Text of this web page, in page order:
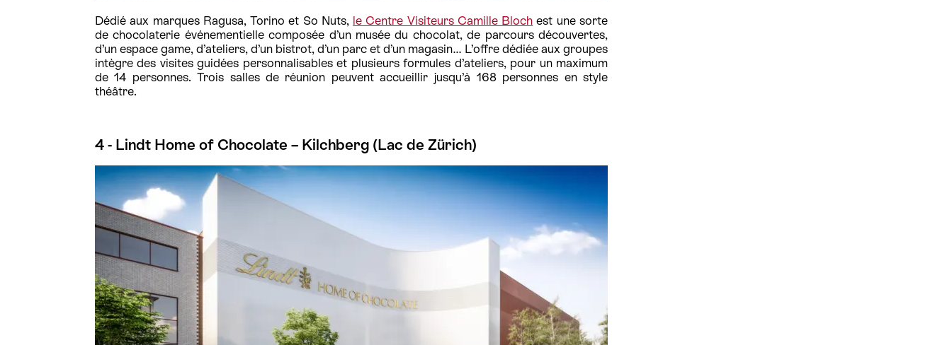
Dédié aux marques Ragusa, Torino et So Nuts, le Centre Visiteurs Camille Bloch est une sorte
de chocolaterie événementielle composée d’un musée du chocolat, de parcours découvertes,
d’un espace game, d’ateliers, d’un bistrot, d’un parc et d’un magasin… L’offre dédiée aux groupes
intègre des visites guidées personnalisables et plusieurs formules d’ateliers, pour un maximum
de 14 personnes. Trois salles de réunion peuvent accueillir jusqu’à 168 personnes en style
théâtre.
4 - Lindt Home of Chocolate – Kilchberg (Lac de Zürich)